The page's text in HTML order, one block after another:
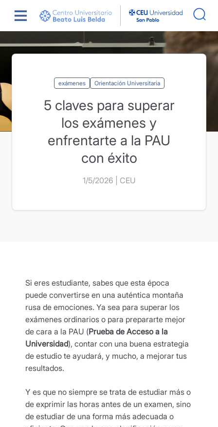
contenido
Actualidad
5 claves para superar los exámenes
enfrentarte a la PAU con éxito
exámenes Orientación Universitaria
5 claves para superar
los exámenes y
enfrentarte a la PAU
con éxito
1/5/2026 | CEU
Si eres estudiante, sabes que esta época
puede convertirse en una auténtica montaña
rusa de emociones. Ya sea para superar los
exámenes ordinarios o para prepararte mejor
de cara a la PAU (Prueba de Acceso a la
Universidad), contar con una buena estrategia
de estudio te ayudará, y mucho, a mejorar tus
resultados.
Y es que no siempre se trata de estudiar más o
de exprimir las horas antes de un examen, sino
de estudiar de una forma más adecuada o